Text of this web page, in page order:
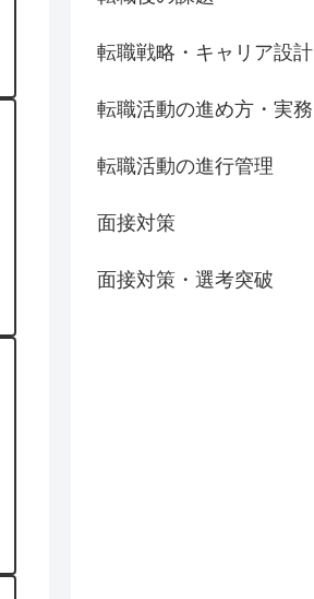
転職戦略・キャリア設計
転職活動の進め方・実務
転職活動の進行管理
面接対策
面接対策・選考突破